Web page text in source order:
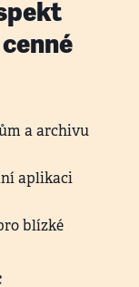
a archivu
aplikaci
blízké